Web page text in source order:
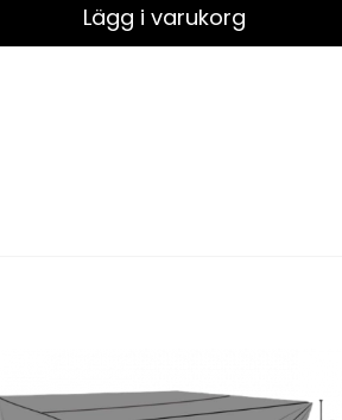
Lägg i varukorg